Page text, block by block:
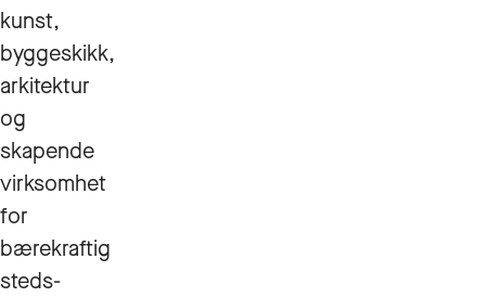
kunst,
byggeskikk,
arkitektur
og
skapende
virksomhet
for
bærekraftig
steds-